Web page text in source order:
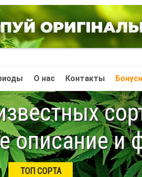
О нас Контакты
описание и
ТОП СОРТА